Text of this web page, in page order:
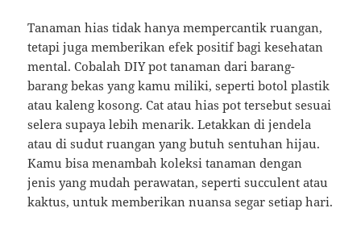
Tanaman hias tidak hanya mempercantik ruangan,
tetapi juga memberikan efek positif bagi kesehatan
mental. Cobalah DIY pot tanaman dari barang-
barang bekas yang kamu miliki, seperti botol plastik
atau kaleng kosong. Cat atau hias pot tersebut sesuai
selera supaya lebih menarik. Letakkan di jendela
atau di sudut ruangan yang butuh sentuhan hijau.
Kamu bisa menambah koleksi tanaman dengan
jenis yang mudah perawatan, seperti succulent atau
kaktus, untuk memberikan nuansa segar setiap hari.